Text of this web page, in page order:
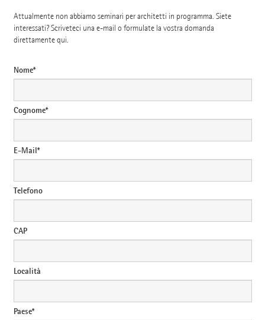
Attualmente non abbiamo seminari per architetti in programma. Siete
interessati? Scriveteci una e-mail o formulate la vostra domanda
direttamente qui.
Nome*
Cognome*
E-Mail*
Telefono
CAP
Località
Paese*